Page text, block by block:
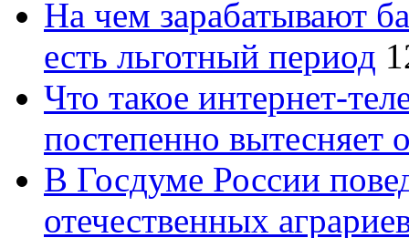
На чем зарабатывают
есть льготный период
Что такое интернет-
постепенно вытесняет
В Госдуме России
отечественных